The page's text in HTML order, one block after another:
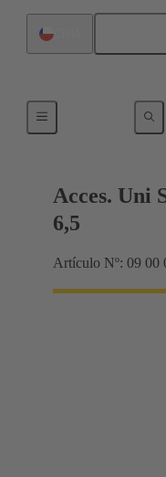
Acces. Uni
6,5
Artículo Nº: 09 00